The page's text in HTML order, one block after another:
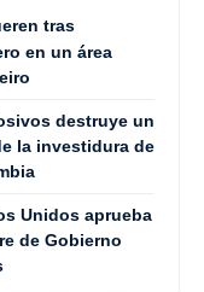
tras
en un área
destruye un
la investidura de
Unidos aprueba
de Gobierno